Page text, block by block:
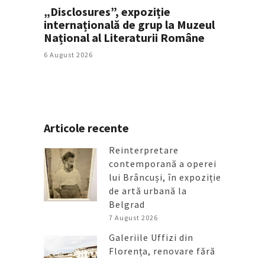
„Disclosures”, expoziție
internațională de grup la Muzeul
Național al Literaturii Române
6 August 2026
Articole recente
Reinterpretare
contemporană a operei
lui Brâncuși, în expoziție
de artă urbană la
Belgrad
7 August 2026
Galeriile Uffizi din
Florența, renovare fără